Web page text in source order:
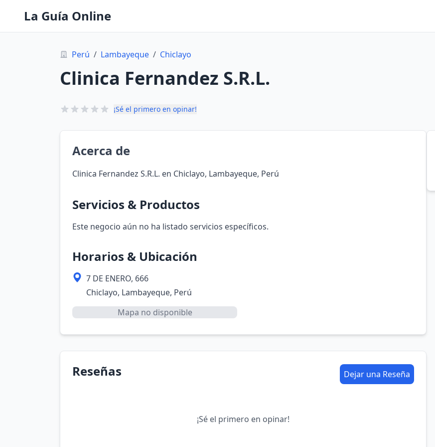
La Guía Online
Perú / Lambayeque / Chiclayo
Clinica Fernandez S.R.L.
¡Sé el primero en opinar!
Acerca de
Clinica Fernandez S.R.L. en Chiclayo, Lambayeque, Perú
Servicios & Productos
Este negocio aún no ha listado servicios específicos.
Horarios & Ubicación
7 DE ENERO, 666
Chiclayo, Lambayeque, Perú
Mapa no disponible
Reseñas Dejar una Reseña
¡Sé el primero en opinar!